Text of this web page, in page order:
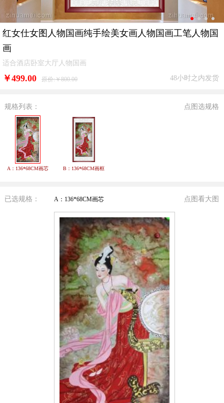
红女仕女图人物国画纯手绘美女画人物国画工笔人物国
画
适合酒店卧室大厅人物国画
￥499.00 原价:￥800.00 48小时之内发货
规格列表： 点图选规格
A：136*68CM画芯 B：136*68CM画框
已选规格： A：136*68CM画芯 点图看大图